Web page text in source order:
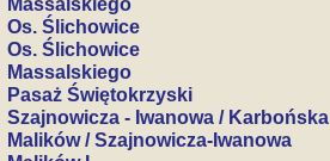
Os. Ślichowice
Os. Ślichowice
Massalskiego
Pasaż Świętokrzyski
Szajnowicza - Iwanowa / Karbońska
Malików / Szajnowicza-Iwanowa